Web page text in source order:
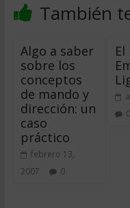
También
Algo a saber
sobre los
conceptos
de mando y
dirección: un
caso
práctico
febrero 13,
2007
0
El
0